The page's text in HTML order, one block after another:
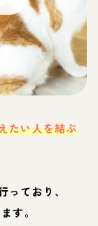
たい人を結ぶ
ており、
す。